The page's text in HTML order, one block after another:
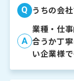
Q うちの会
A
業種・仕
合うか丁寧
い企業様